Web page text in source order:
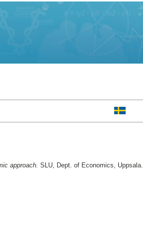
approach. SLU, Dept. of Economics, Uppsala.